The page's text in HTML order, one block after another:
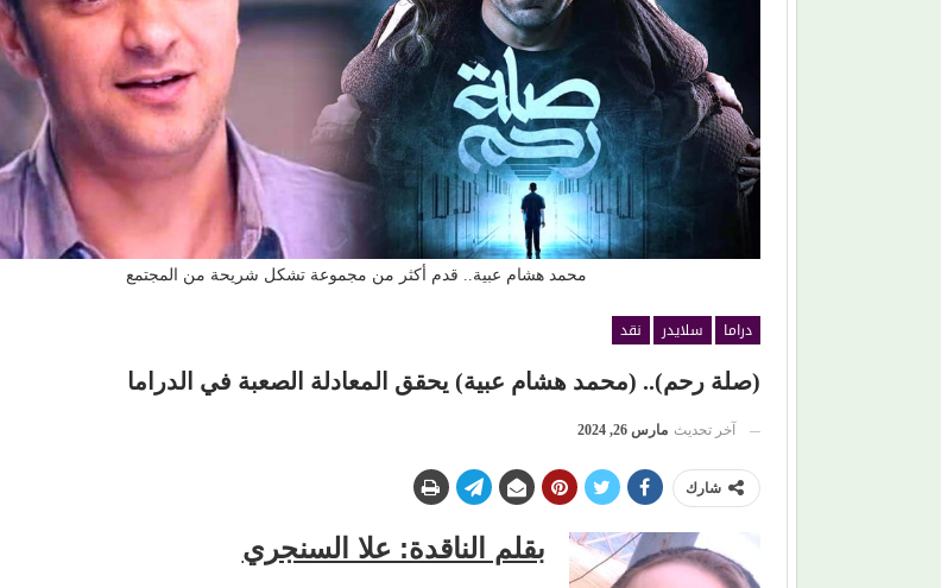
محمد هشام عبية.. قدم أكثر من مجموعة تشكل شريحة من المجتمع
دراما سلايدر
نقد
(صلة رحم).. (محمد هشام عبية) يحقق المعادلة الصعبة في الدراما
آخر تحديث مارس 26, 2024
شارك
بقلم الناقدة: علا السنجري
حين ماتت الحكاية.. الفن المصري يفقد قدرته على
صناعة الهوية الوطنية (1)
محمود حسونة يكتب: (تحت السن).. الأهل مذنبون
والأبناء ضحايا!